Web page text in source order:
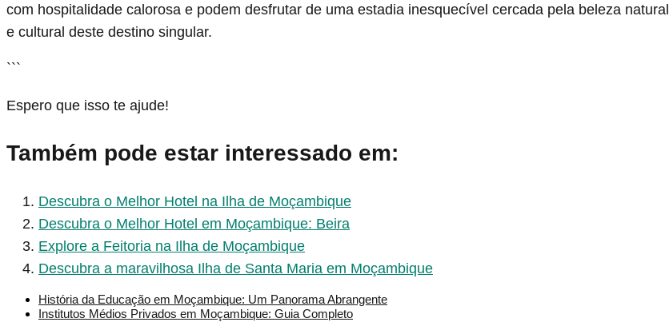
com hospitalidade calorosa e podem desfrutar de uma estadia inesquecível cercada pela beleza natural
e cultural deste destino singular.
```
Espero que isso te ajude!
Também pode estar interessado em:
Descubra o Melhor Hotel na Ilha de Moçambique
Descubra o Melhor Hotel em Moçambique: Beira
Explore a Feitoria na Ilha de Moçambique
Descubra a maravilhosa Ilha de Santa Maria em Moçambique
História da Educação em Moçambique: Um Panorama Abrangente
Institutos Médios Privados em Moçambique: Guia Completo